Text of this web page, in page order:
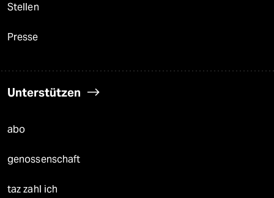
Stellen
Presse
Unterstützen
abo
genossenschaft
taz zahl ich